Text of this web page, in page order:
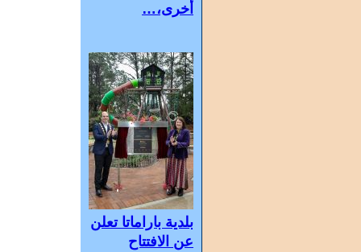
أخرى،…
بلدية باراماتا تعلن
عن الافتتاح